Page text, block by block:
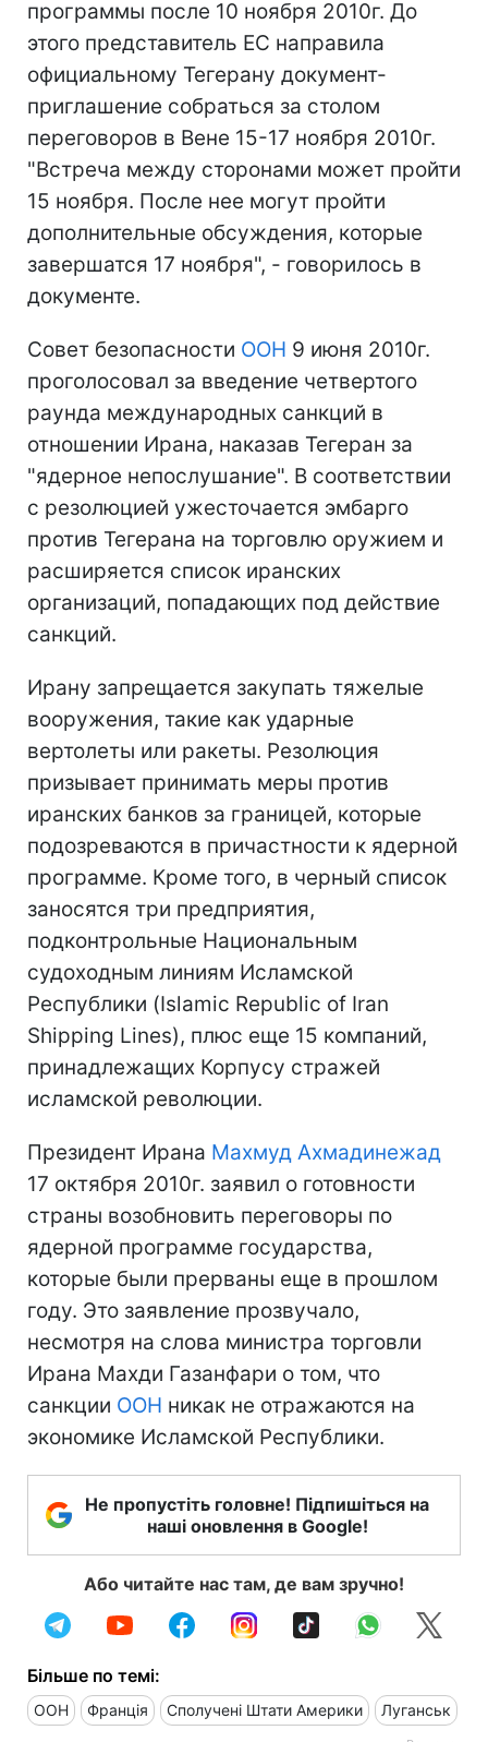
программы после 10 ноября 2010г. До
этого представитель ЕС направила
официальному Тегерану документ-
приглашение собраться за столом
переговоров в Вене 15-17 ноября 2010г.
"Встреча между сторонами может пройти
15 ноября. После нее могут пройти
дополнительные обсуждения, которые
завершатся 17 ноября", - говорилось в
документе.
Совет безопасности ООН 9 июня 2010г.
проголосовал за введение четвертого
раунда международных санкций в
отношении Ирана, наказав Тегеран за
"ядерное непослушание". В соответствии
с резолюцией ужесточается эмбарго
против Тегерана на торговлю оружием и
расширяется список иранских
организаций, попадающих под действие
санкций.
Ирану запрещается закупать тяжелые
вооружения, такие как ударные
вертолеты или ракеты. Резолюция
призывает принимать меры против
иранских банков за границей, которые
подозреваются в причастности к ядерной
программе. Кроме того, в черный список
заносятся три предприятия,
подконтрольные Национальным
судоходным линиям Исламской
Республики (Islamic Republic of Iran
Shipping Lines), плюс еще 15 компаний,
принадлежащих Корпусу стражей
исламской революции.
Президент Ирана Махмуд Ахмадинежад
17 октября 2010г. заявил о готовности
страны возобновить переговоры по
ядерной программе государства,
которые были прерваны еще в прошлом
году. Это заявление прозвучало,
несмотря на слова министра торговли
Ирана Махди Газанфари о том, что
санкции ООН никак не отражаются на
экономике Исламской Республики.
Не пропустіть головне! Підпишіться на
наші оновлення в Google!
Або читайте нас там, де вам зручно!
Більше по темі:
ООН Франція Сполучені Штати Америки Луганськ